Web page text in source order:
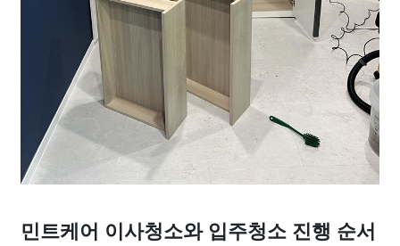
민트케어 이사청소와 입주청소 진행 순서